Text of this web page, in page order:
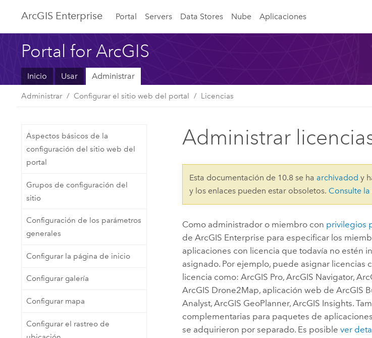
ArcGIS Enterprise Portal Servers Data Stores Nube Aplicaciones
Portal for ArcGIS
Inicio Usar Administrar
Administrar Configurar el sitio web del portal Licencias
Aspectos básicos de la
configuración del sitio web del
portal
Grupos de configuración del
sitio
Configuración de los parámetros
generales
Configurar la página de inicio
Configurar galería
Configurar mapa
Configurar el rastreo de
Administrar
Esta documentación de 10.8 se ha archivadod y
y los enlaces pueden estar obsoletos. Consulte
Como administrador o miembro con privilegios
deArcGIS Enterprise para especificar los
aplicaciones con licencia que todavía no estén
asignado. Por ejemplo, puede asignar licencias
licencia como:ArcGIS Pro,ArcGIS Navigator,
ArcGIS Drone2Map, aplicación web deArcGIS
Analyst,ArcGIS GeoPlanner,ArcGIS Insights.
complementarias para paquetes de
se adquirieron por separado. Es posiblever